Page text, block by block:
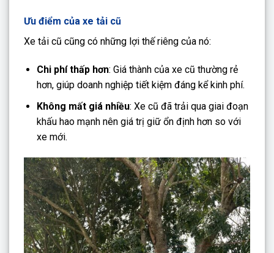
Ưu điểm của xe tải cũ
Xe tải cũ cũng có những lợi thế riêng của nó:
Chi phí thấp hơn: Giá thành của xe cũ thường rẻ
hơn, giúp doanh nghiệp tiết kiệm đáng kể kinh phí.
Không mất giá nhiều: Xe cũ đã trải qua giai đoạn
khấu hao mạnh nên giá trị giữ ổn định hơn so với
xe mới.